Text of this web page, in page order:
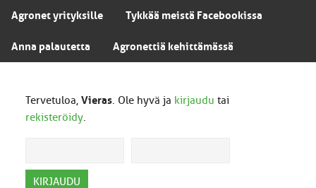
Agronet yrityksille Tykkää meistä Facebookissa
Anna palautetta Agronettiä kehittämässä
Tervetuloa, Vieras. Ole hyvä ja kirjaudu tai
rekisteröidy.